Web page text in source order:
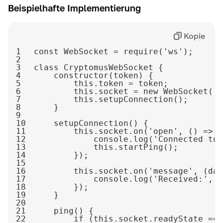
Beispielhafte Implementierung
1
2
3
4
5
6
this.socket = new
7
8
9
10
11
12
13
14
15
16
17
18
19
20
21
22
Kopie